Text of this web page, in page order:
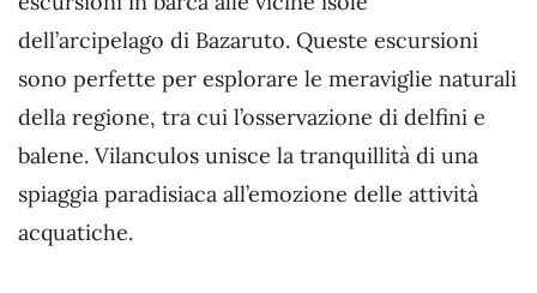
dell’arcipelago di Bazaruto. Queste escursioni
sono perfette per esplorare le meraviglie naturali
della regione, tra cui l’osservazione di delfini e
balene. Vilanculos unisce la tranquillità di una
spiaggia paradisiaca all’emozione delle attività
acquatiche.